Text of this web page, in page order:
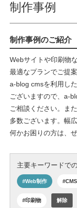
制作事例
制作事例のご紹介
Webサイトや印刷物
最適なプランでご提案
a-blog cmsを利用し
ございますので、a-
ご相談ください。ま
多数ございます。幅
何かお困りの方は、
主要キーワードで
#Web制作
#印刷物 解除